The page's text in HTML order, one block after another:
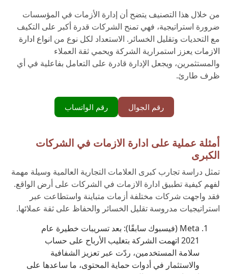
من خلال هذا التصنيف يتضح أن إدارة الأزمات في المؤسسات
ضرورة استراتيجية، فهي تمنح الشركات قدرة أكبر على التكيف
مع التحديات وتقليل الخسائر. الاستعداد لكل نوع من انواع ادارة
الازمات يعزز استمرارية الشركة ويحمي ثقة العملاء
والمستثمرين، ويجعل الإدارة قادرة على التعامل بفاعلية في أي
ظرف طارئ.
رقم الجوال رقم الواتساب
أمثلة عملية على ادارة الازمات في الشركات
الكبرى
تمثل دراسة تجارب كبرى العلامات التجارية العالمية وسيلة مهمة
لفهم كيفية تطبيق ادارة الازمات في الشركات على أرض الواقع.
فقد واجهت شركات مختلفة أزمات متباينة واستطاعت عبر
استراتيجيات مدروسة تقليل الخسائر والحفاظ على ثقة عملائها.
Meta (فيسبوك سابقًا): بعد تسريبات خطيرة عام
2021 اتهمت الشركة بتغليب الأرباح على حساب
سلامة المستخدمين، ردّت عبر تعزيز الشفافية
والاستثمار في أدوات حماية المحتوى، ما ساعدها على